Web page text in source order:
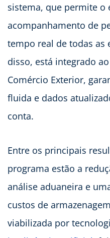
sistema, que permite o
acompanhamento de
tempo real de todas as
disso, está integrado
Comércio Exterior,
fluida e dados
conta.
Entre os principais
programa estão a
análise aduaneira e
custos de
viabilizada por